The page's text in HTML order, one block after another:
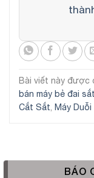
Bài viết này được
bán máy bẻ đai sắt
Cắt Sắt, Máy
BÁO